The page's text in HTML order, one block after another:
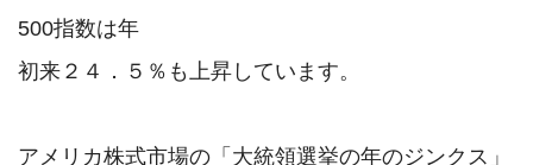
500指数は年
初来２４．５％も上昇しています。
アメリカ株式市場の「大統領選挙の年のジンクス」